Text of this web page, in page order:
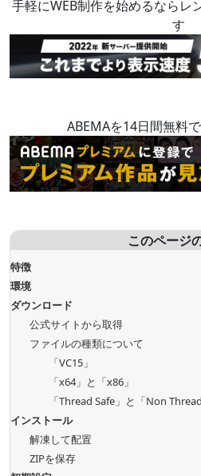
手軽にWEB制作を始めるならレ
す
ABEMAを14日間無料
このページ
特徴
環境
ダウンロード
公式サイトから取得
ファイルの種類について
「VC15」
「x64」と「x86」
「Thread Safe」と「Non Thread
インストール
解凍して配置
ZIPを保存